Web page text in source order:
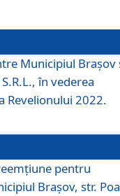
Municipiul Brașov
în vederea
Revelionului 2022.
pentru
Braşov, str.